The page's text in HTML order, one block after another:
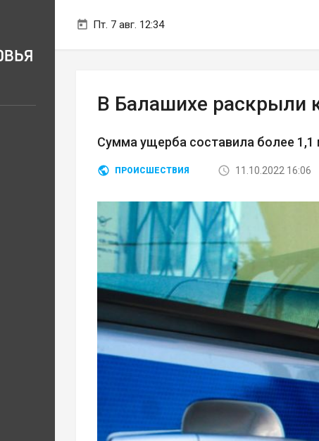
Пт. 7 авг. 12:34
В Балашихе раскрыли
Сумма ущерба составила более 1,1
ПРОИСШЕСТВИЯ 11.10.2022 16:06